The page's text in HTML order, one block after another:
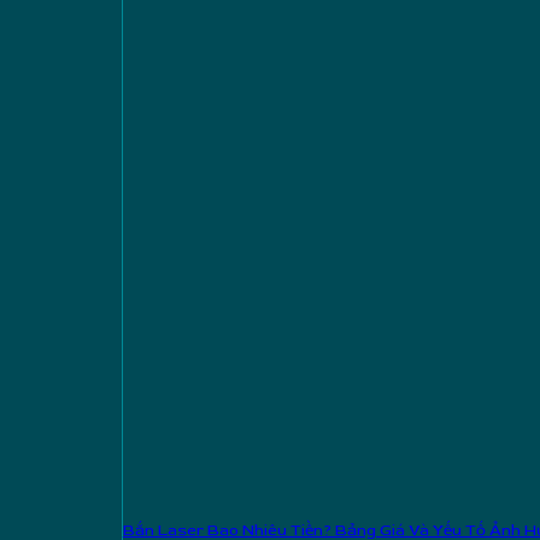
Bắn Laser Bao Nhiêu Tiền? Bảng Giá Và Yếu Tố Ảnh